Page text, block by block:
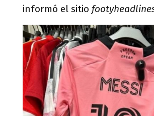
informó el sitio